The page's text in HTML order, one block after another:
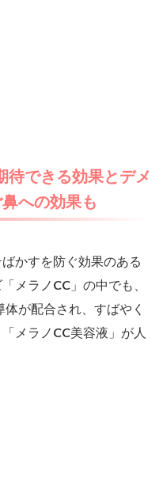
待できる効果とデメ
への効果も
かすを防ぐ効果のある
メラノCC」の中でも、
が配合され、すばやく
メラノCC美容液」が人